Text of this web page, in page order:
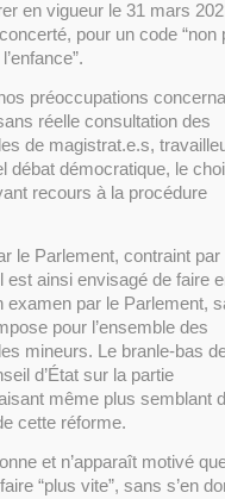
en vigueur le 31 mars
pour un code “non
préoccupations
réelle consultation des
de magistrat.e.s,
débat démocratique, le
recours à la procédure
le Parlement, contraint par
ainsi envisagé de faire
par le Parlement,
pour l’ensemble des
mineurs. Le branle-bas
d’État sur la partie
même plus semblant
cette réforme.
et n’apparaît motivé
“plus vite”, sans s’en